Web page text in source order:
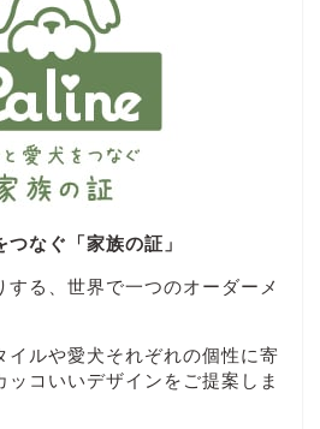
なぐ「家族の証」
る、世界で一つのオーダーメ
イルや愛犬それぞれの個性に寄
ッコいいデザインをご提案しま